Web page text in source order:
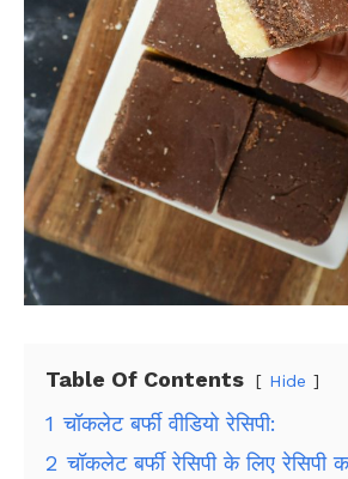
Table Of Contents Hide
1 चॉकलेट बर्फी वीडियो रेसिपी:
2 चॉकलेट बर्फी रेसिपी के लिए रेसिपी